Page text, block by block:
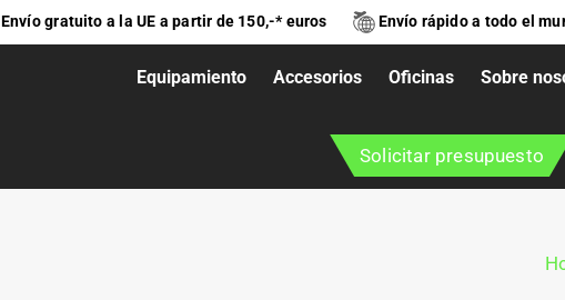
Envío gratuito a la UE a partir de 150,-* euros Envío rápido a todo el
Equipamiento Accesorios Oficinas Sobre
Solicitar presupuesto